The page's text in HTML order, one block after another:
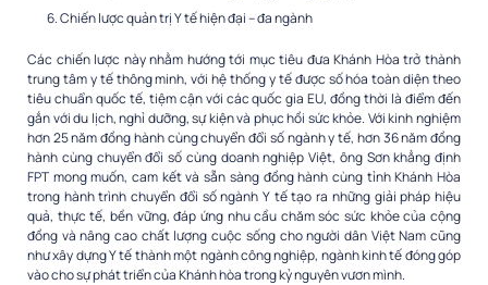
Chiến lược quản trị Y tế hiện đại – đa ngành
Các chiến lược này nhằm hướng tới mục tiêu đưa Khánh Hòa trở thành
trung tâm y tế thông minh, với hệ thống y tế được số hóa toàn diện theo
tiêu chuẩn quốc tế, tiệm cận với các quốc gia EU, đồng thời là điểm đến
gắn với du lịch, nghỉ dưỡng, sự kiện và phục hồi sức khỏe. Với kinh nghiệm
hơn 25 năm đồng hành cùng chuyển đổi số ngành y tế, hơn 36 năm đồng
hành cùng chuyển đổi số cùng doanh nghiệp Việt, ông Sơn khẳng định
FPT mong muốn, cam kết và sẵn sàng đồng hành cùng tỉnh Khánh Hòa
trong hành trình chuyển đổi số ngành Y tế tạo ra những giải pháp hiệu
quả, thực tế, bền vững, đáp ứng nhu cầu chăm sóc sức khỏe của cộng
đồng và nâng cao chất lượng cuộc sống cho người dân Việt Nam cũng
như xây dựng Y tế thành một ngành công nghiệp, ngành kinh tế đóng góp
vào cho sự phát triển của Khánh hòa trong kỷ nguyên vươn mình.